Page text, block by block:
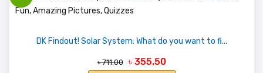
DK Findout! Solar System: What do you want to fi...
৳ 711.00 ৳ 355.50